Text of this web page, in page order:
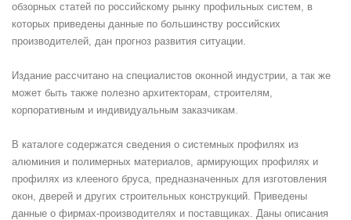
обзорных статей по российскому рынку профильных систем, в
которых приведены данные по большинству российских
производителей, дан прогноз развития ситуации.
Издание рассчитано на специалистов оконной индустрии, а так же
может быть также полезно архитекторам, строителям,
корпоративным и индивидуальным заказчикам.
В каталоге содержатся сведения о системных профилях из
алюминия и полимерных материалов, армирующих профилях и
профилях из клееного бруса, предназначенных для изготовления
окон, дверей и других строительных конструкций. Приведены
данные о фирмах-производителях и поставщиках. Даны описания